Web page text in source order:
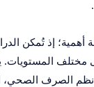
أهمية؛ إذ تُمكن
مختلف المستويات.
الصرف الصحي،